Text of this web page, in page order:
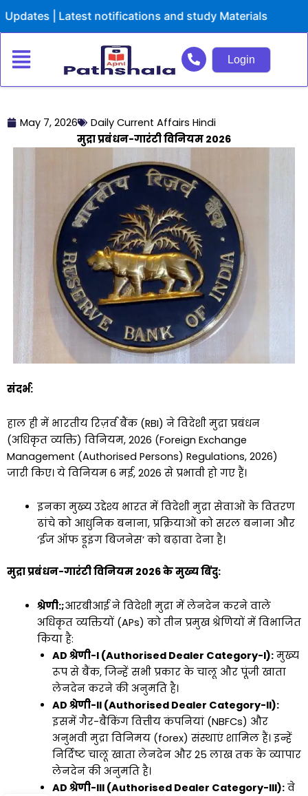
to
| Latest notifications and study Materials
Login
May 7, 2026
Daily Current Affairs Hindi
मुद्रा प्रबंधन-गारंटी विनियम 2026
संदर्भ:
हाल ही में भारतीय रिज़र्व बैंक (RBI) ने विदेशी मुद्रा प्रबंधन
(अधिकृत व्यक्ति) विनियम, 2026 (Foreign Exchange
Management (Authorised Persons) Regulations, 2026)
जारी किए। ये विनियम 6 मई, 2026 से प्रभावी हो गए हैं।
इनका मुख्य उद्देश्य भारत में विदेशी मुद्रा सेवाओं के वितरण
ढांचे को आधुनिक बनाना, प्रक्रियाओं को सरल बनाना और
‘ईज ऑफ डूइंग बिजनेस’ को बढ़ावा देना है।
मुद्रा प्रबंधन-गारंटी विनियम 2026 के मुख्य बिंदु:
श्रेणी:;आरबीआई ने विदेशी मुद्रा में लेनदेन करने वाले
अधिकृत व्यक्तियों (APs) को तीन प्रमुख श्रेणियों में विभाजित
किया है:
AD श्रेणी-I (Authorised Dealer Category-I):मुख्य
रूप से बैंक, जिन्हें सभी प्रकार के चालू और पूंजी खाता
लेनदेन करने की अनुमति है।
AD श्रेणी-II (Authorised Dealer Category-II):
इसमें गैर-बैंकिंग वित्तीय कंपनियां (NBFCs) और
अनुभवी मुद्रा विनिमय (forex) संस्थाएं शामिल हैं। इन्हें
निर्दिष्ट चालू खाता लेनदेन और ₹25 लाख तक के व्यापार
लेनदेन की अनुमति है।
AD श्रेणी-III (Authorised Dealer Category-III):वे